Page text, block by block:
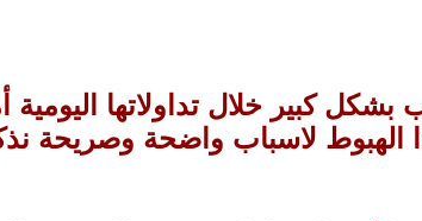
كبير خلال تداولاتها اليومية
الهبوط لاسباب واضحة وصريحة